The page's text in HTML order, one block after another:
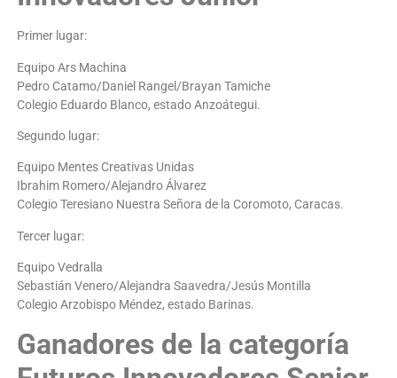
Primer lugar:
Equipo Ars Machina
Pedro Catamo/Daniel Rangel/Brayan Tamiche
Colegio Eduardo Blanco, estado Anzoátegui.
Segundo lugar:
Equipo Mentes Creativas Unidas
Ibrahim Romero/Alejandro Álvarez
Colegio Teresiano Nuestra Señora de la Coromoto, Caracas.
Tercer lugar:
Equipo Vedralla
Sebastián Venero/Alejandra Saavedra/Jesús Montilla
Colegio Arzobispo Méndez, estado Barinas.
Ganadores de la categoría